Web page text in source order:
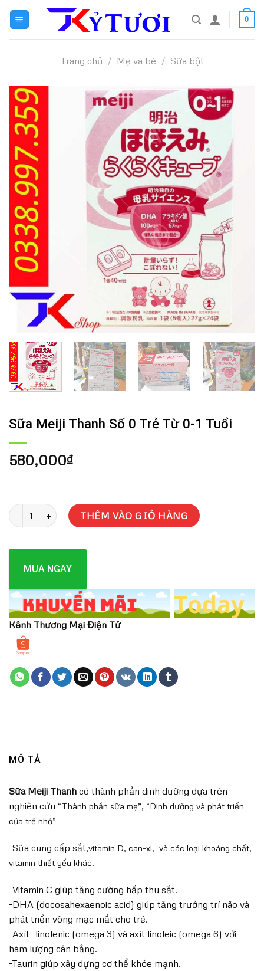
content
0
Trang chủ / Mẹ và bé / Sữa bột
Sữa Meiji Thanh Số 0 Trẻ Từ 0-1 Tuổi
580,000₫
Sữa Meiji Thanh Số 0 Trẻ Từ 0-1 Tuổi số lượng
THÊM VÀO GIỎ HÀNG
MUA NGAY
Kênh Thương Mại Điện Tử
MÔ TẢ
Sữa Meiji Thanh có thành phần dinh dưỡng dựa trên
nghiên cứu “Thành phần sữa mẹ”, “Dinh dưỡng và phát triển
của trẻ nhỏ”
-Sữa cung cấp sắt,vitamin D, can-xi, và các loại khoáng chất,
vitamin thiết yếu khác.
-Vitamin C giúp tăng cường hấp thu sắt.
-DHA (docosahexaenoic acid) giúp tăng trưởng trí não và
phát triển võng mạc mắt cho trẻ.
-Axít -linolenic (omega 3) và axít linoleic (omega 6) với
hàm lượng cân bằng.
-Taurin giúp xây dựng cơ thể khỏe mạnh.